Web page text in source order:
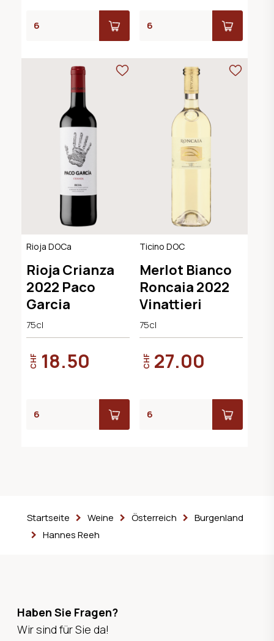
Rioja DOCa
Rioja Crianza
2022 Paco
Garcia
75cl
CHF 18.50
Ticino DOC
Merlot Bianco
Roncaia 2022
Vinattieri
75cl
CHF 27.00
Startseite Weine Österreich
Burgenland
Hannes Reeh
Haben Sie Fragen?
Wir sind für Sie da!